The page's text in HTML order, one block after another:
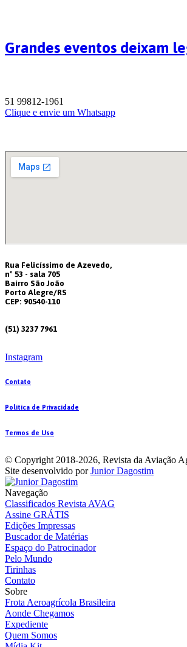
Grandes eventos deixam
51 99812-1961
Clique e envie um Whatsapp
Rua Felicíssimo de Azevedo,
nº 53 - sala 705
Bairro São João
Porto Alegre/RS
CEP: 90540-110
(51) 3237 7961
Instagram
Contato
Política de Privacidade
Termos de Uso
© Copyright 2018-2026, Revista da Aviação
Site desenvolvido porJunior Dagostim
Navegação
Classificados Revista AVAG
Assine GRÁTIS
Edições Impressas
Buscador de Matérias
Espaço do Patrocinador
Pelo Mundo
Tirinhas
Contato
Sobre
Frota Aeroagrícola Brasileira
Aonde Chegamos
Expediente
Quem Somos